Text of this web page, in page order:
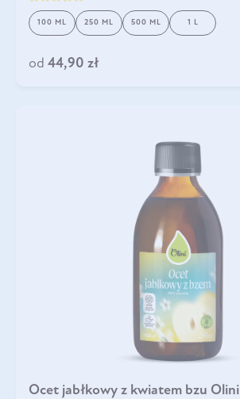
100 ML 250 ML 500 ML 1 L
od 44,90 zł
Ocet jabłkowy z kwiatem bzu Olini